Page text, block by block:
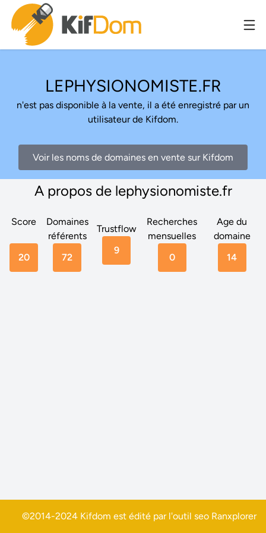
LEPHYSIONOMISTE.FR
n'est pas disponible à la vente, il a été enregistré par un
utilisateur de Kifdom.
Voir les noms de domaines en vente sur Kifdom
A propos de lephysionomiste.fr
Score
20
Domaines
référents
72
Trustflow
9
Recherches
mensuelles
0
Age du
domaine
14
©2014-2024 Kifdom est édité par l'outil seo Ranxplorer